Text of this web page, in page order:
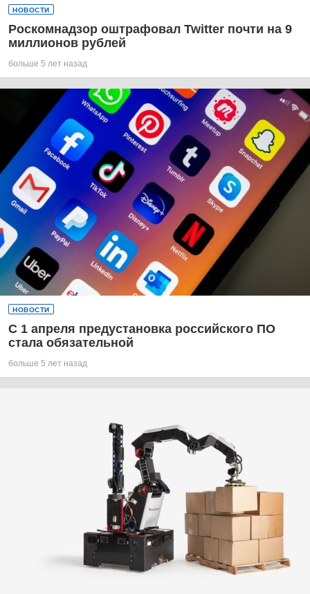
НОВОСТИ
Роскомнадзор оштрафовал Twitter почти на 9
миллионов рублей
больше 5 лет назад
НОВОСТИ
С 1 апреля предустановка российского ПО
стала обязательной
больше 5 лет назад